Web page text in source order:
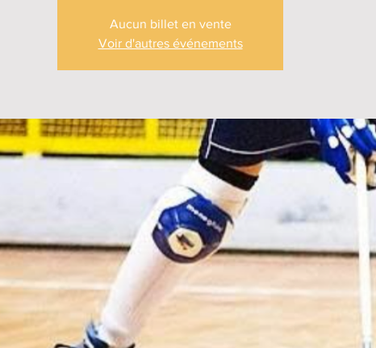
Aucun billet en vente
Voir d'autres événements